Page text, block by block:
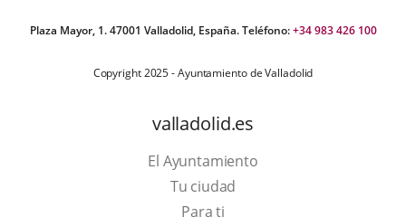
Plaza Mayor, 1. 47001 Valladolid, España. Teléfono:+34 983 426 100
Copyright 2025 - Ayuntamiento de Valladolid
valladolid.es
El Ayuntamiento
Tu ciudad
Para ti